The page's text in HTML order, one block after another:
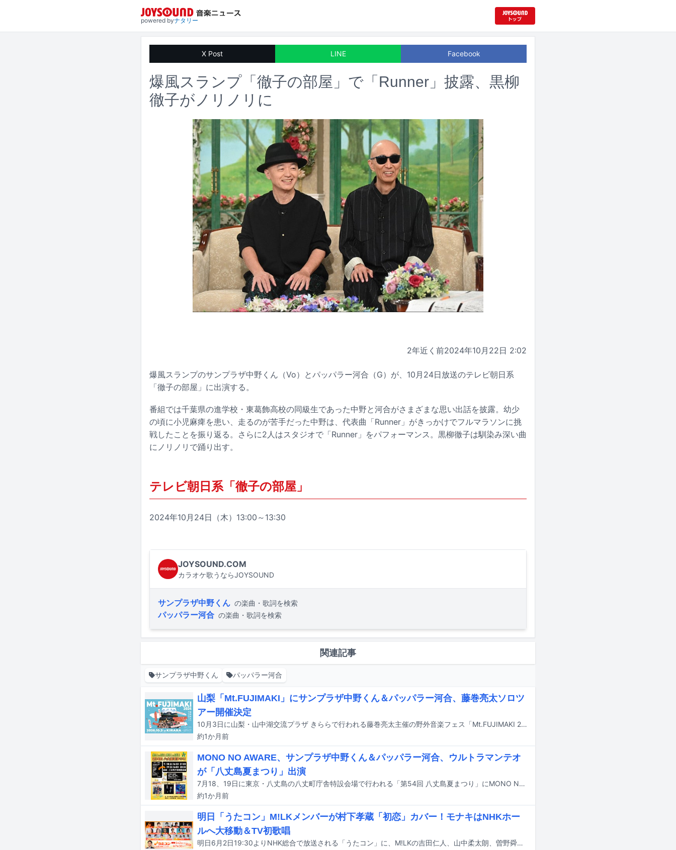
powered byナタリー
X Post LINE Facebook
爆風スランプ「徹子の部屋」で「Runner」披露、黒柳
徹子がノリノリに
2年近く前2024年10月22日 2:02
爆風スランプのサンプラザ中野くん（Vo）とパッパラー河合（G）が、10月24日放送のテレビ朝日系
「徹子の部屋」に出演する。
番組では千葉県の進学校・東葛飾高校の同級生であった中野と河合がさまざまな思い出話を披露。幼少
の頃に小児麻痺を患い、走るのが苦手だった中野は、代表曲「Runner」がきっかけでフルマラソンに挑
戦したことを振り返る。さらに2人はスタジオで「Runner」をパフォーマンス。黒柳徹子は馴染み深い曲
にノリノリで踊り出す。
テレビ朝日系「徹子の部屋」
2024年10月24日（木）13:00～13:30
JOYSOUND.COM
カラオケ歌うならJOYSOUND
サンプラザ中野くん の楽曲・歌詞を検索
パッパラー河合 の楽曲・歌詞を検索
関連記事
サンプラザ中野くん パッパラー河合
山梨「Mt.FUJIMAKI」にサンプラザ中野くん＆パッパラー河合、藤巻亮太ソロツ
アー開催決定
10月3日に山梨・山中湖交流プラザ きららで行われる藤巻亮太主催の野外音楽フェス「Mt.FUJIMAKI 2026」の最終出演アーティストが発表された。
約1か月前
MONO NO AWARE、サンプラザ中野くん＆パッパラー河合、ウルトラマンテオ
が「八丈島夏まつり」出演
7月18、19日に東京・八丈島の八丈町庁舎特設会場で行われる「第54回 八丈島夏まつり」にMONO NO AWARE、爆風スランプのサンプラザ中野くん（Vo）とパッパラー河合（G）が登場する。
約1か月前
明日「うたコン」M!LKメンバーが村下孝蔵「初恋」カバー！モナキはNHKホー
ルへ大移動＆TV初歌唱
明日6月2日19:30よりNHK総合で放送される「うたコン」に、M!LKの吉田仁人、山中柔太朗、曽野舜太の3人、モナキ、石川さゆり、ウェイウェイ・ウー、爆風スランプのサンプラザ中野くんとパッパラー河合、瀧本美織、竹島宏、平原綾香、松崎しげる、水谷豊、森田健作、森山直太朗、山内惠介、山本彩が出演する。